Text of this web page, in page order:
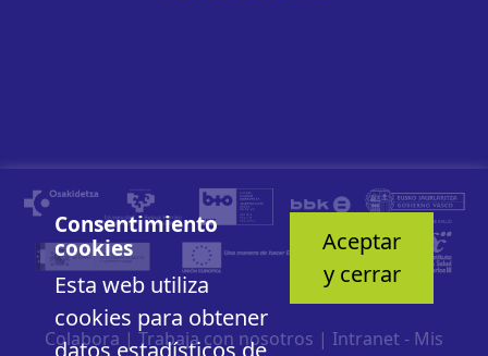
Consentimiento
cookies
Esta web utiliza
cookies para obtener
datos estadísticos de
Aceptar
y cerrar
Colabora | Trabaja con nosotros | Intranet - Mis